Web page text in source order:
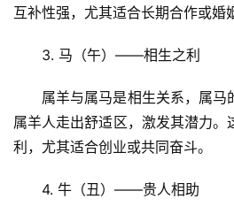
互补性强，尤其适合长期合作或婚
3. 马（午）——相生之利
属羊与属马是相生关系，属马
属羊人走出舒适区，激发其潜力。
利，尤其适合创业或共同奋斗。
4. 牛（丑）——贵人相助